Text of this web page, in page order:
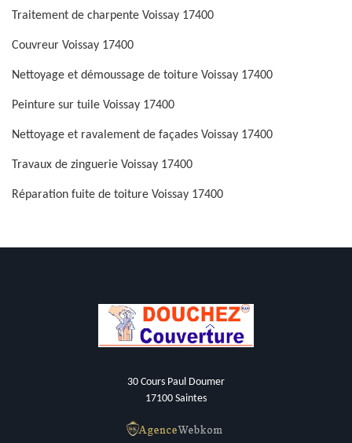
Traitement de charpente Voissay 17400
Couvreur Voissay 17400
Nettoyage et démoussage de toiture Voissay 17400
Peinture sur tuile Voissay 17400
Nettoyage et ravalement de façades Voissay 17400
Travaux de zinguerie Voissay 17400
Réparation fuite de toiture Voissay 17400
30 Cours Paul Doumer
17100 Saintes